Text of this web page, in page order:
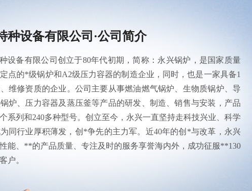
种设备有限公司·公司简介
设备有限公司创立于80年代初期，简称：永兴锅炉，是国家质量
点的*级锅炉和A2级压力容器的制造企业，同时，也是一家具备1
维修资质的企业。公司主要从事燃油燃气锅炉、生物质锅炉、导
炉、压力容器及蒸压釜等产品的研发、制造、销售与安装，产品
系列和240多种型号。创立至今，永兴一直坚持走科技兴业、科学
同行业厚积薄发，创*争先的主力军。近40年的创*与改革，永兴
能、**的产品质量、专注及时的服务享誉海内外，成功征服**130
户。